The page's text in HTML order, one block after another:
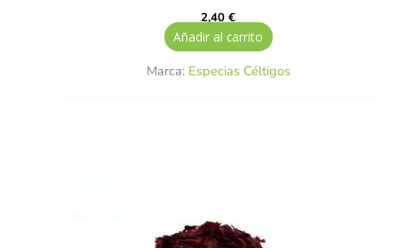
2,40€
Añadir al carrito
Marca: Especias Céltigos